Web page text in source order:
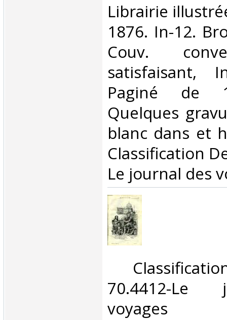
‎Librairie
1876. In-12.
Couv.
satisfaisant,
Paginé de
Quelques
blanc dans et
Classification
Le journal des
70.4412-
voyages‎